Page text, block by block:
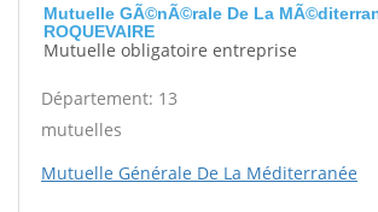
Mutuelle GÃ©nÃ©rale De La
ROQUEVAIRE
Mutuelle obligatoire entreprise
Département: 13
mutuelles
Mutuelle Générale De La Méditerranée